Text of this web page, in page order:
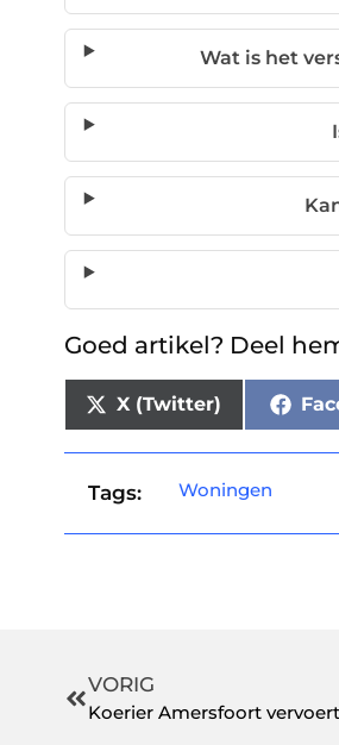
Wat is het
Goed artikel? Deel
X (Twitter)
Tags: Woningen
VORIG
Koerier Amersfoort